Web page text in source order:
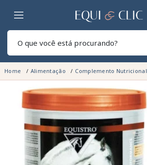
Lar
Home Alimentação Complemento Nutricional